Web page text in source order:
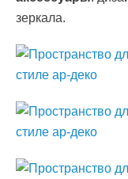
зеркала.